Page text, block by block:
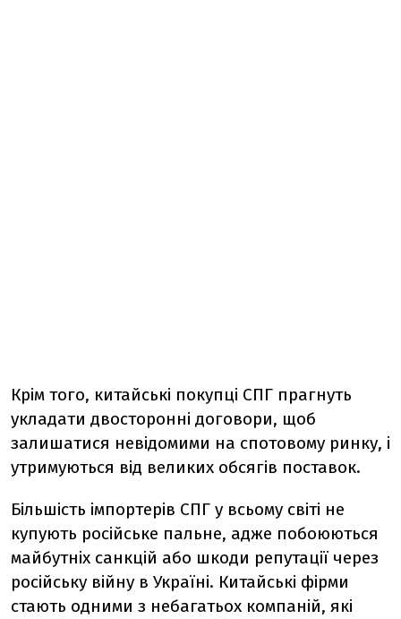
Крім того, китайські покупці СПГ прагнуть
укладати двосторонні договори, щоб
залишатися невідомими на спотовому ринку, і
утримуються від великих обсягів поставок.
Більшість імпортерів СПГ у всьому світі не
купують російське пальне, адже побоюються
майбутніх санкцій або шкоди репутації через
російську війну в Україні. Китайські фірми
стають одними з небагатьох компаній, які